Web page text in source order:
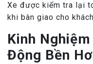
Xe được kiểm tra lại
khi bàn giao cho
Kinh
Động Bền